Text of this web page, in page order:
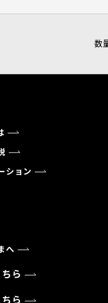
数
ション
へ
ら
ら